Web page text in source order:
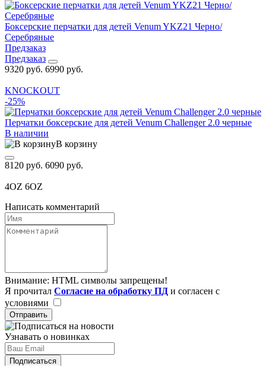
Боксерские перчатки для детей Venum YKZ21 Черно/
Серебряные
Предзаказ
Предзаказ
9320 руб. 6990 руб.
KNOCKOUT
-25%
Перчатки боксерские для детей Venum Challenger 2.0 черные
В наличии
В корзину
8120 руб. 6090 руб.
4OZ 6OZ
Написать комментарий
Внимание: HTML символы запрещены!
Я прочитал Согласие на обработку ПД и согласен с
условиями
Отправить
Узнавать о новинках
Подписаться